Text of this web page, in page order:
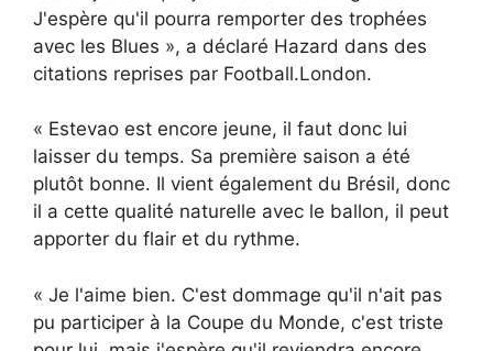
J'espère qu'il pourra remporter des trophées
avec les Blues », a déclaré Hazard dans des
citations reprises par Football.London.
« Estevao est encore jeune, il faut donc lui
laisser du temps. Sa première saison a été
plutôt bonne. Il vient également du Brésil, donc
il a cette qualité naturelle avec le ballon, il peut
apporter du flair et du rythme.
« Je l'aime bien. C'est dommage qu'il n'ait pas
pu participer à la Coupe du Monde, c'est triste